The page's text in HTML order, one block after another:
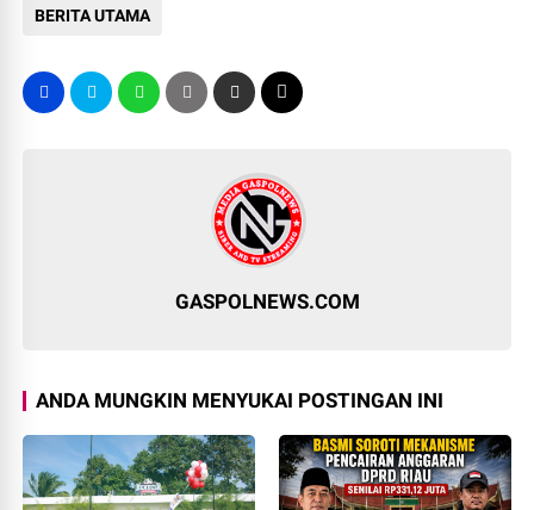
BERITA UTAMA
GASPOLNEWS.COM
ANDA MUNGKIN MENYUKAI POSTINGAN INI